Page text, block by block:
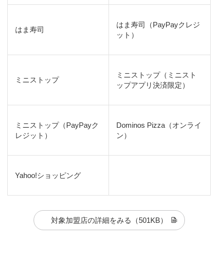
はま寿司
はま寿司（PayPayクレジ
ット）
ミニストップ
ミニストップ（ミニスト
ップアプリ決済限定）
ミニストップ（PayPayク
レジット）
Dominos Pizza（オンライ
ン）
Yahoo!ショッピング
対象加盟店の詳細をみる （501KB）